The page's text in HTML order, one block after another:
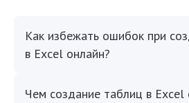
Как избежать ошибок при
в Excel онлайн?
Чем создание таблиц в Excel